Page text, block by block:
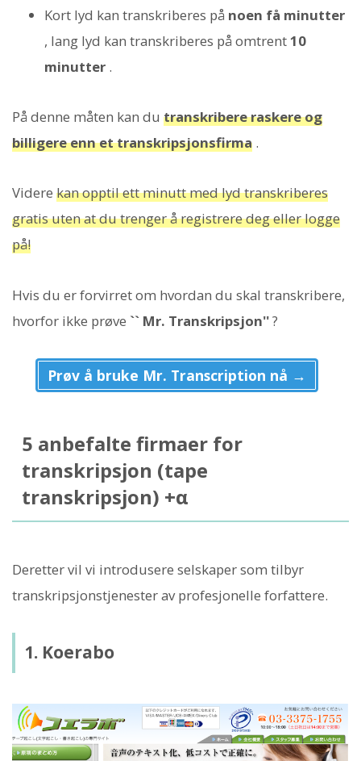
Kort lyd kan transkriberes på noen få minutter
, lang lyd kan transkriberes på omtrent10
minutter .
På denne måten kan du transkribere raskere og
billigere enn et transkripsjonsfirma .
Videre kan opptil ett minutt med lyd transkriberes
gratis uten at du trenger å registrere deg eller logge
på!
Hvis du er forvirret om hvordan du skal transkribere,
hvorfor ikke prøve `` Mr. Transkripsjon''?
Prøv å bruke Mr. Transcription nå →
5 anbefalte firmaer for
transkripsjon (tape
transkripsjon) +α
Deretter vil vi introdusere selskaper som tilbyr
transkripsjonstjenester av profesjonelle forfattere.
1. Koerabo